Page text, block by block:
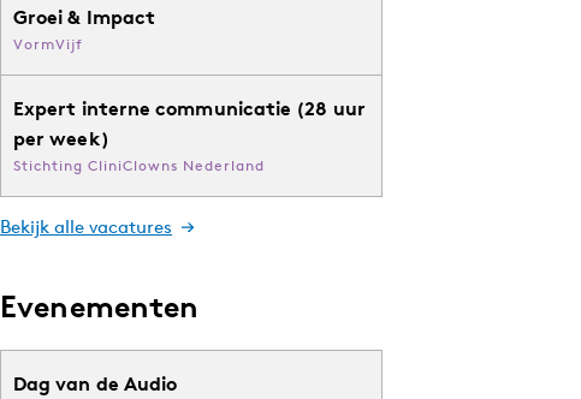
Groei & Impact
VormVijf
Expert interne communicatie (28 uur
per week)
Stichting CliniClowns Nederland
Bekijk alle vacatures
Evenementen
Dag van de Audio